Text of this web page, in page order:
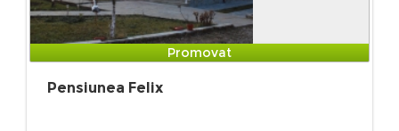
Promovat
Pensiunea Felix